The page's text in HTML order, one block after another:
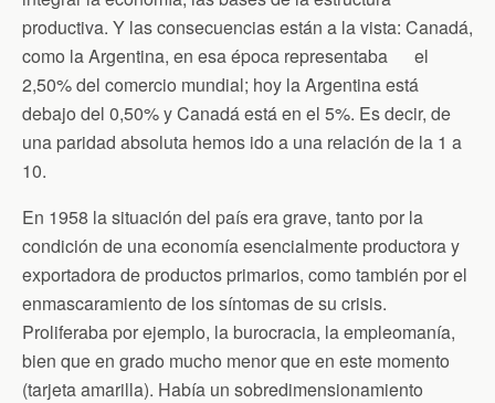
productiva. Y las consecuencias están a la vista: Canadá,
como la Argentina, en esa época representaba el
2,50% del comercio mundial; hoy la Argentina está
debajo del 0,50% y Canadá está en el 5%. Es decir, de
una paridad absoluta hemos ido a una relación de la 1 a
10.
En 1958 la situación del país era grave, tanto por la
condición de una economía esencialmente productora y
exportadora de productos primarios, como también por el
enmascaramiento de los síntomas de su crisis.
Proliferaba por ejemplo, la burocracia, la empleomanía,
bien que en grado mucho menor que en este momento
(tarjeta amarilla). Había un sobredimensionamiento